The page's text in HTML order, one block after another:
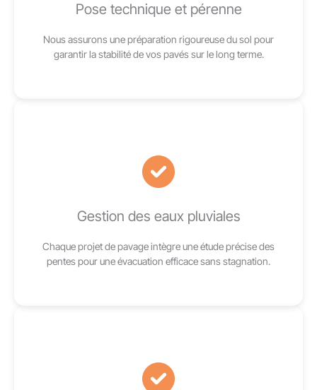
Pose technique et pérenne
Nous assurons une préparation rigoureuse du sol pour
garantir la stabilité de vos pavés sur le long terme.
Gestion des eaux pluviales
Chaque projet de pavage intègre une étude précise des
pentes pour une évacuation efficace sans stagnation.